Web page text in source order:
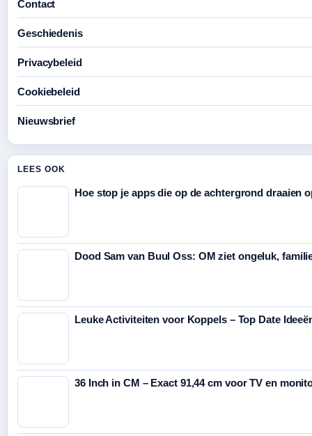
Contact
Geschiedenis
Privacybeleid
Cookiebeleid
Nieuwsbrief
LEES OOK
Hoe stop je apps die op de achtergrond draaien
Dood Sam van Buul Oss: OM ziet ongeluk,
Leuke Activiteiten voor Koppels – Top Date
36 Inch in CM – Exact 91,44 cm voor TV en